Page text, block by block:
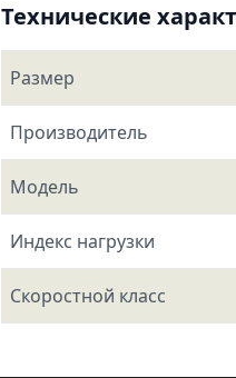
Технические
Размер
Производитель
Модель
Индекс нагрузки
Скоростной класс